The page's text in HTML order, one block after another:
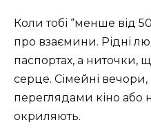
Коли тобі “менше від
про взаємини. Рідні
паспортах, а ниточки,
серце. Сімейні вечори,
переглядами кіно або
окриляють.